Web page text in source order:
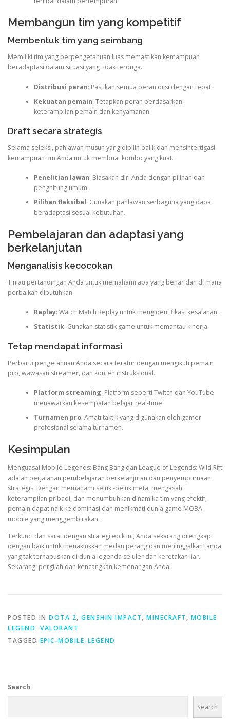
Membangun tim yang kompetitif
Membentuk tim yang seimbang
Memiliki tim yang berpengetahuan luas memastikan kemampuan
beradaptasi dalam situasi yang tidak terduga.
Distribusi peran: Pastikan semua peran diisi dengan tepat.
Kekuatan pemain: Tetapkan peran berdasarkan
keterampilan pemain dan kenyamanan.
Draft secara strategis
Selama seleksi, pahlawan musuh yang dipilih balik dan mensintertigasi
kemampuan tim Anda untuk membuat kombo yang kuat.
Penelitian lawan: Biasakan diri Anda dengan pilihan dan
penghitung umum.
Pilihan fleksibel: Gunakan pahlawan serbaguna yang dapat
beradaptasi sesuai kebutuhan.
Pembelajaran dan adaptasi yang
berkelanjutan
Menganalisis kecocokan
Tinjau pertandingan Anda untuk memahami apa yang benar dan di mana
perbaikan dibutuhkan.
Replay: Watch Match Replay untuk mengidentifikasi kesalahan.
Statistik: Gunakan statistik game untuk memantau kinerja.
Tetap mendapat informasi
Perbarui pengetahuan Anda secara teratur dengan mengikuti pemain
pro, wawasan streamer, dan konten instruksional.
Platform streaming: Platform seperti Twitch dan YouTube
menawarkan kesempatan belajar real-time.
Turnamen pro: Amati taktik yang digunakan oleh gamer
profesional selama turnamen.
Kesimpulan
Menguasai Mobile Legends: Bang Bang dan League of Legends: Wild Rift
adalah perjalanan pembelajaran berkelanjutan dan penyempurnaan
strategis. Dengan memahami seluk -beluk meta, mengasah
keterampilan pribadi, dan menumbuhkan dinamika tim yang efektif,
pemain dapat naik ke dominasi dan menikmati dunia game MOBA
mobile yang menggembirakan.
Terkunci dan sarat dengan strategi epik ini, Anda sekarang dilengkapi
dengan baik untuk menaklukkan medan perang dan meninggalkan tanda
yang tak terhapuskan di dunia legenda seluler dan keretakan liar.
Sekarang, pergilah dan kencangkan kemenangan Anda!
POSTED IN DOTA 2, GENSHIN IMPACT, MINECRAFT , MOBILE
LEGEND, VALORANT
TAGGED EPIC-MOBILE-LEGEND
Search
Search